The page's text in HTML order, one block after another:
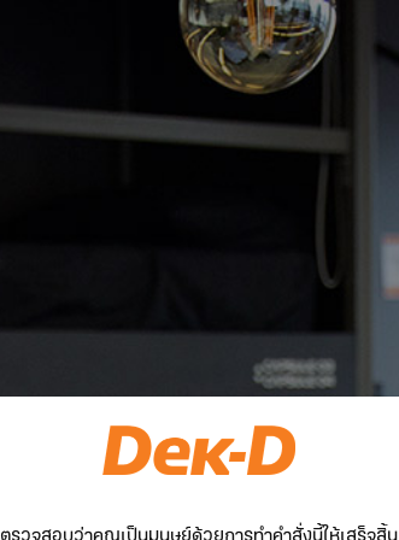
ตรวจสอบว่าคุณเป็นมนุษย์ด้วยการทำคำสั่งนี้ให้เสร็จสิ้น